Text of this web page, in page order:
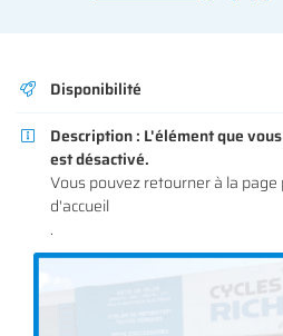
Adresse email de réception
Rafraîchir le captcha
 Disponibilité
 Description : L'élément que
est désactivé.
Vous pouvezretourner à la
d'accueil
.